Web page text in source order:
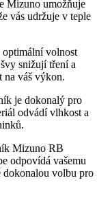
Mizuno umožňuje
vás udržuje v teple
volnost
snižují tření a
na váš výkon.
je dokonalý pro
odvádí vlhkost a
Mizuno RB
odpovídá vašemu
dokonalou volbu pro